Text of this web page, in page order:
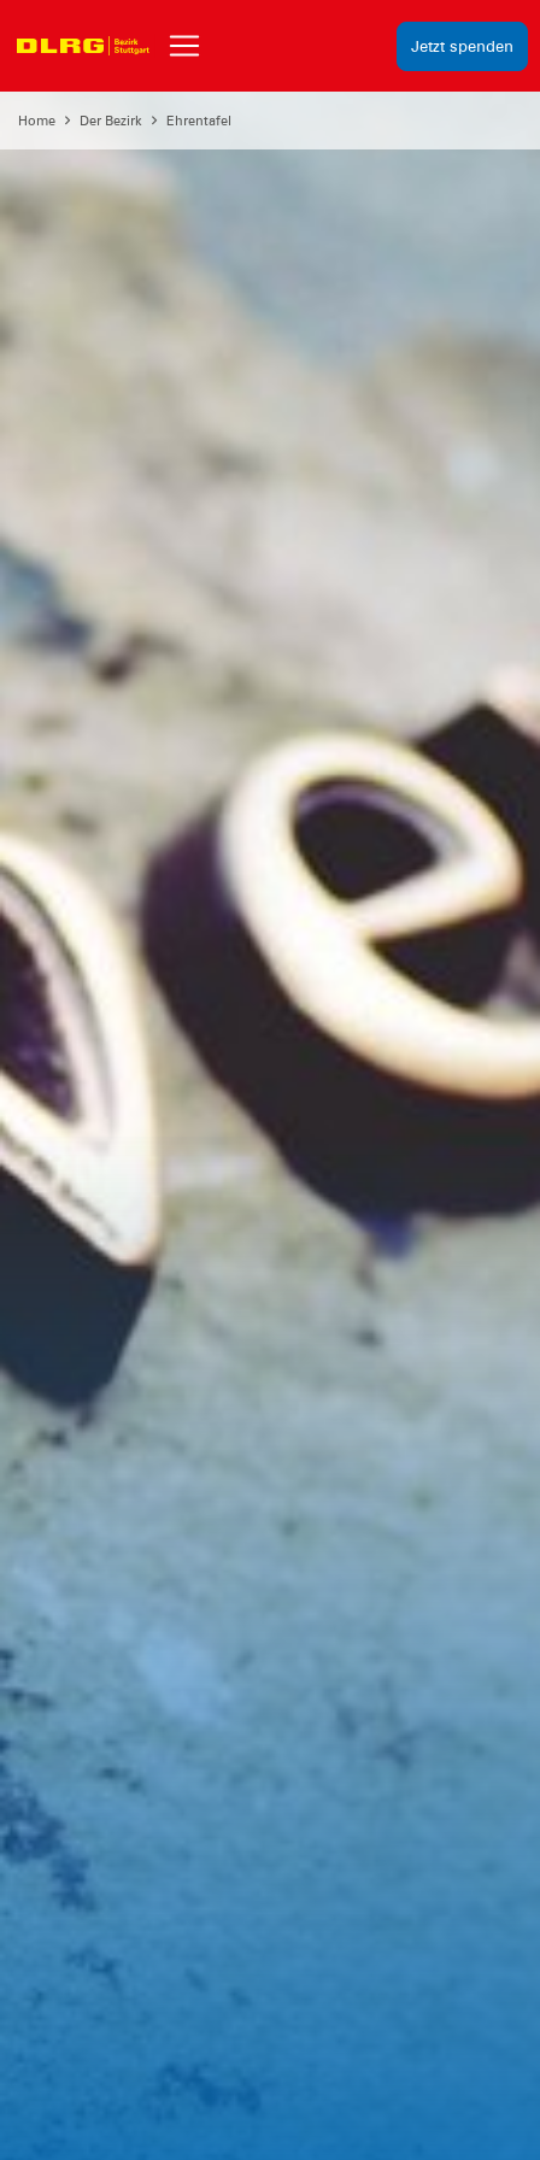
Jetzt spenden
Home Der Bezirk Ehrentafel